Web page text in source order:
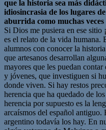
que la historia sea más
idiosincrasia de los lugares
aburrida como muchas
Si Dios me pusiera en ese sitio
es el relato de la vida humana.
alumnos con conocer la
que artesanos desarrollan
mayores que les puedan
y jóvenes, que investiguen si
donde viven. Si hay restos
herencia que ha quedado de
herencia por supuesto es la
arcaísmos del español
argentino todavía los hay. En